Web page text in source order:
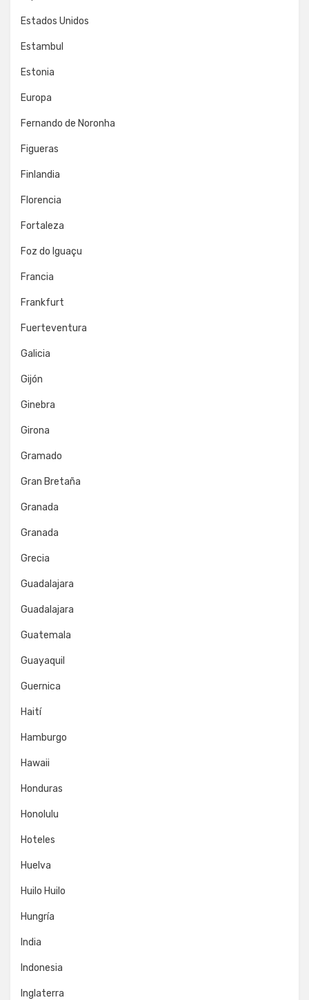
Estados Unidos
Estambul
Estonia
Europa
Fernando de Noronha
Figueras
Finlandia
Florencia
Fortaleza
Foz do Iguaçu
Francia
Frankfurt
Fuerteventura
Galicia
Gijón
Ginebra
Girona
Gramado
Gran Bretaña
Granada
Granada
Grecia
Guadalajara
Guadalajara
Guatemala
Guayaquil
Guernica
Haití
Hamburgo
Hawaii
Honduras
Honolulu
Hoteles
Huelva
Huilo Huilo
Hungría
India
Indonesia
Inglaterra